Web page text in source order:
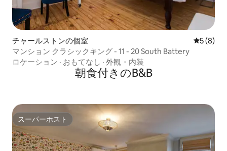
チャールストンの個室 レビュー
5 (8)
マンション クラシックキング - 11 - 20 South Battery
ロケーション · おもてなし · 外観・内装
朝食付きのB&B
スーパーホスト
スーパーホスト